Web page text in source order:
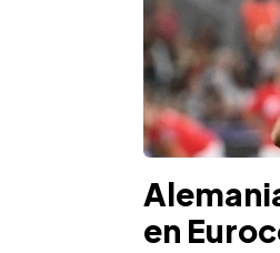
en